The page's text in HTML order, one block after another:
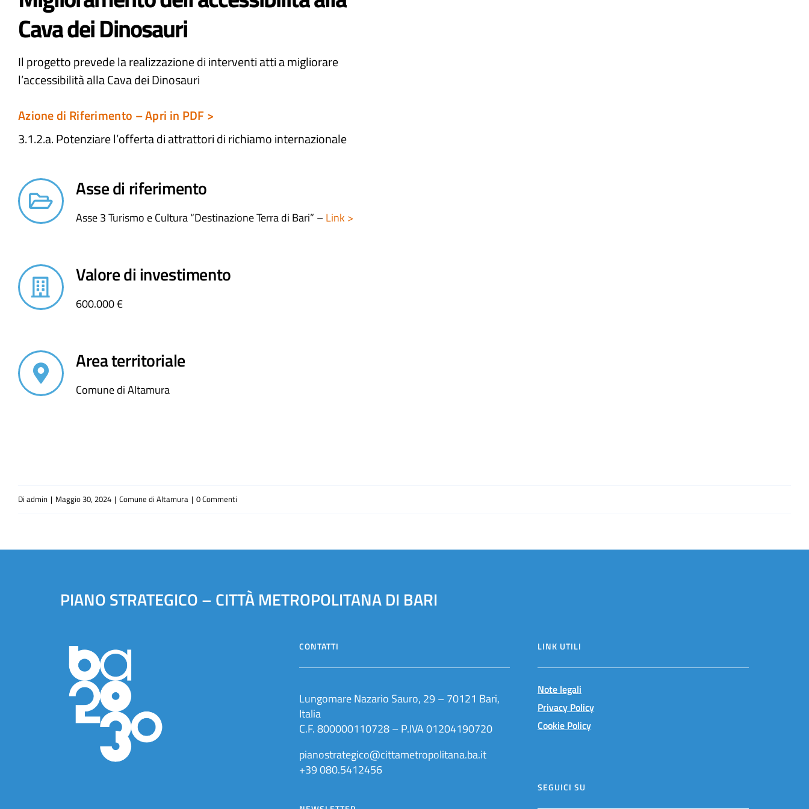
Cava dei Dinosauri
Il progetto prevede la realizzazione di interventi atti a migliorare
l’accessibilità alla Cava dei Dinosauri
Azione di Riferimento – Apri in PDF >
3.1.2.a. Potenziare l’offerta di attrattori di richiamo internazionale
Asse di riferimento
Asse 3 Turismo e Cultura “Destinazione Terra di Bari” –Link >
Valore di investimento
600.000 €
Area territoriale
Comune di Altamura
Di admin | Maggio 30, 2024 | Comune di Altamura | 0 Commenti
PIANO STRATEGICO – CITTÀ METROPOLITANA DI BARI
CONTATTI
Lungomare Nazario Sauro, 29 – 70121 Bari,
Italia
C.F. 800000110728 – P.IVA 01204190720
pianostrategico@cittametropolitana.ba.it
+39 080.5412456
LINK UTILI
Note legali
Privacy Policy
Cookie Policy
SEGUICI SU